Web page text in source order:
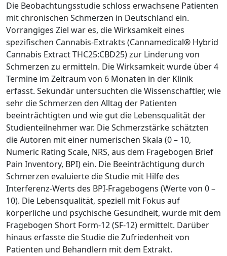
Die Beobachtungsstudie schloss erwachsene Patienten
mit chronischen Schmerzen in Deutschland ein.
Vorrangiges Ziel war es, die Wirksamkeit eines
spezifischen Cannabis-Extrakts (Cannamedical® Hybrid
Cannabis Extract THC25:CBD25) zur Linderung von
Schmerzen zu ermitteln. Die Wirksamkeit wurde über 4
Termine im Zeitraum von 6 Monaten in der Klinik
erfasst. Sekundär untersuchten die Wissenschaftler, wie
sehr die Schmerzen den Alltag der Patienten
beeinträchtigten und wie gut die Lebensqualität der
Studienteilnehmer war. Die Schmerzstärke schätzten
die Autoren mit einer numerischen Skala (0 – 10,
Numeric Rating Scale, NRS, aus dem Fragebogen Brief
Pain Inventory, BPI) ein. Die Beeinträchtigung durch
Schmerzen evaluierte die Studie mit Hilfe des
Interferenz-Werts des BPI-Fragebogens (Werte von 0 –
10). Die Lebensqualität, speziell mit Fokus auf
körperliche und psychische Gesundheit, wurde mit dem
Fragebogen Short Form-12 (SF-12) ermittelt. Darüber
hinaus erfasste die Studie die Zufriedenheit von
Patienten und Behandlern mit dem Extrakt.